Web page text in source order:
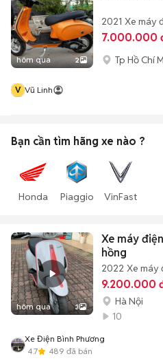
hôm qua 2
2021 Xe máy
7.000.000
Tp Hồ Chí
V Vũ Linh
Bạn cần tìm hãng xe nào ?
Honda Piaggio VinFast
hôm qua 3
Xe máy
hồng
2022 Xe máy
9.200.000
Hà Nội
10
Xe Điện Bình Phương
4.7
489 đã bán